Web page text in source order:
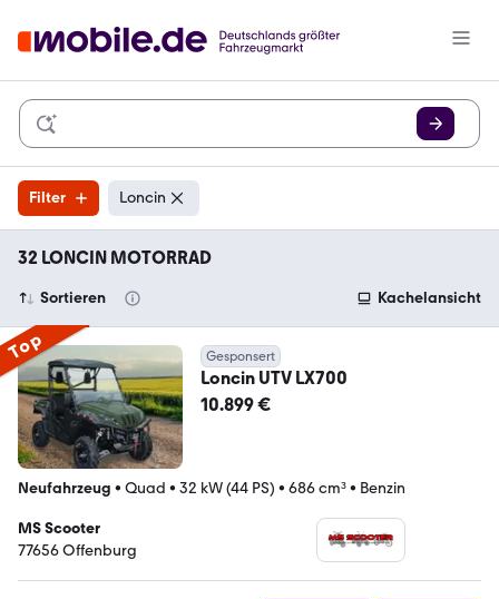
Filter Loncin
32 LONCIN MOTORRAD
Sortieren Kachelansicht
Top Gesponsert
Loncin UTV LX700
10.899 €
Neufahrzeug • Quad • 32 kW (44 PS) • 686 cm³• Benzin
MS Scooter
77656 Offenburg